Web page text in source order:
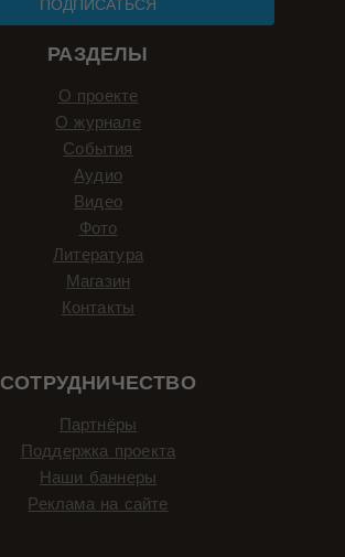
РАЗДЕЛЫ
О проекте
О журнале
События
Аудио
Видео
Фото
Литература
Магазин
Контакты
СОТРУДНИЧЕСТВО
Партнёры
Поддержка проекта
Наши баннеры
Реклама на сайте
ПОДПИСАТЬСЯ